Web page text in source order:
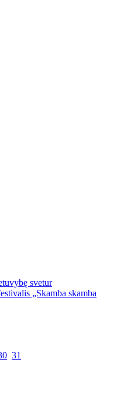
svetur
„Skamba skamba
31